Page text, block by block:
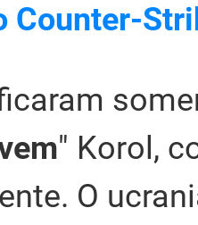
Counter-
" Korol,
O